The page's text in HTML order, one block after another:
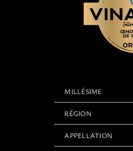
MILLÉSIME
RÉGION
APPELLATION